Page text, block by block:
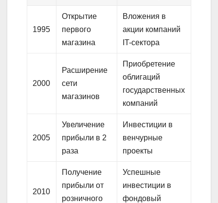
1995
Открытие
первого
магазина
Вложения в
акции компаний
IT-сектора
2000
Расширение
сети
магазинов
Приобретение
облигаций
государственных
компаний
2005
Увеличение
прибыли в 2
раза
Инвестиции в
венчурные
проекты
2010
Получение
прибыли от
розничного
Успешные
инвестиции в
фондовый